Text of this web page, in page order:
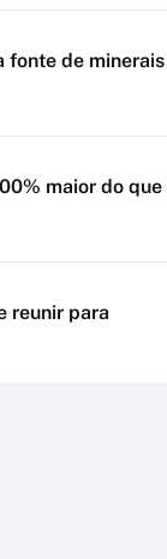
fonte de minerais
maior do que
reunir para